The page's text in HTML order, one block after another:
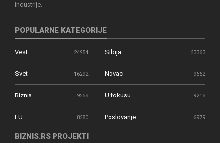
industrije.
POPULARNE KATEGORIJE
Vesti 24954 Srbija 23363
Svet 16292 Novac 9662
Biznis 9258 U fokusu 9218
EU 8280 Poslovanje 6979
BIZNIS.RS PROJEKTI